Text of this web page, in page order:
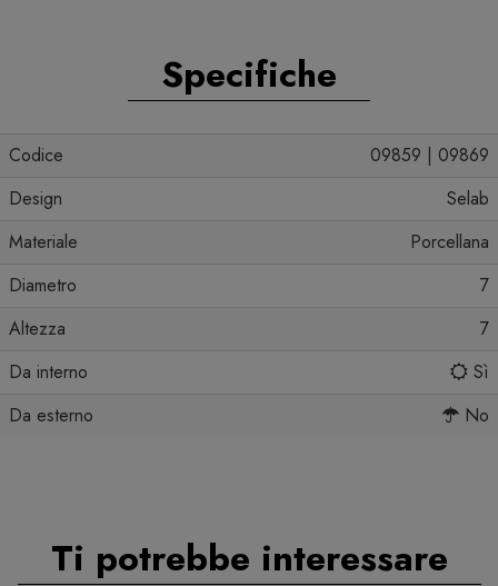
Specifiche
Codice
09859 | 09869
Design
Selab
Materiale
Porcellana
Diametro
7
Altezza
7
Da interno
Sì
Da esterno
No
Ti potrebbe interessare